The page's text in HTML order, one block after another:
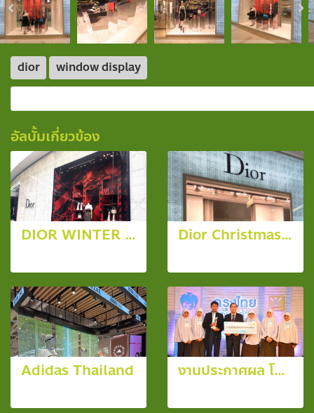
dior window display
อัลบั้มเกี่ยวข้อง
DIOR WINTER 19 CHECK’N’DIOR Dior Christmas Balls 2015
Adidas Thailand งานประกาศผล โครงการ "กรุงไทย ต้นกล้าสีขาว" ประจำปี 2556